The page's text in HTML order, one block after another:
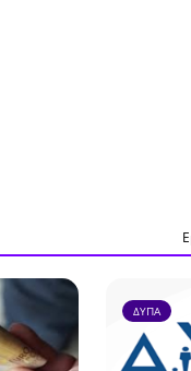
ΔΥΠΑ